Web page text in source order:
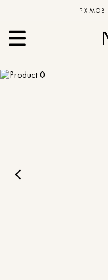
PIX MOB
10% OFF na